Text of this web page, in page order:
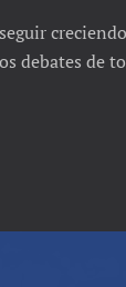
debates de